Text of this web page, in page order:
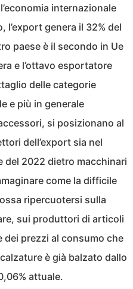
internazionale
l’export genera il 32% del
paese è il secondo in Ue
e l’ottavo esportatore
delle categorie
e più in generale
si posizionano al
dell’export sia nel
del 2022 dietro macchinari
come la difficile
ripercuotersi sulla
sui produttori di articoli
dei prezzi al consumo che
è già balzato dallo
attuale.